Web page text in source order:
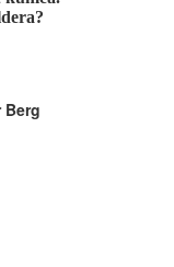
Berg